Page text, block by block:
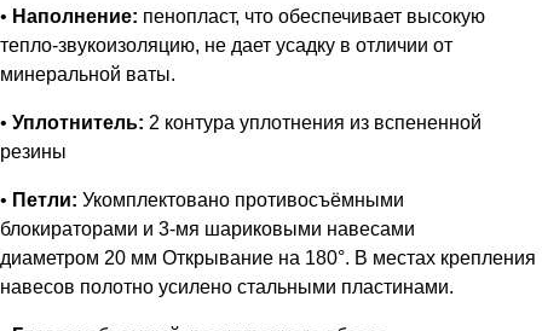
• Наполнение: пенопласт, что обеспечивает высокую
тепло-звукоизоляцию, не дает усадку в отличии от
минеральной ваты.
• Уплотнитель: 2 контура уплотнения из вспененной
резины
• Петли: Укомплектовано противосъёмными
блокираторами и 3-мя шариковыми навесами
диаметром 20 мм Открывание на 180°. В местах крепления
навесов полотно усилено стальными пластинами.